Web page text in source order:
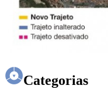
Categorias